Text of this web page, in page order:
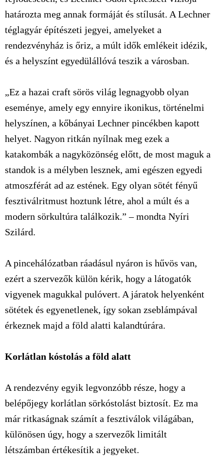
határozta meg annak formáját és stílusát. A Lechner
téglagyár építészeti jegyei, amelyeket a
rendezvényház is őriz, a múlt idők emlékeit idézik,
és a helyszínt egyedülállóvá teszik a városban.
„Ez a hazai craft sörös világ legnagyobb olyan
eseménye, amely egy ennyire ikonikus, történelmi
helyszínen, a kőbányai Lechner pincékben kapott
helyet. Nagyon ritkán nyílnak meg ezek a
katakombák a nagyközönség előtt, de most maguk a
standok is a mélyben lesznek, ami egészen egyedi
atmoszférát ad az estének. Egy olyan sötét fényű
fesztiválritmust hoztunk létre, ahol a múlt és a
modern sörkultúra találkozik.” – mondta Nyíri
Szilárd.
A pincehálózatban ráadásul nyáron is hűvös van,
ezért a szervezők külön kérik, hogy a látogatók
vigyenek magukkal pulóvert. A járatok helyenként
sötétek és egyenetlenek, így sokan zseblámpával
érkeznek majd a föld alatti kalandtúrára.
Korlátlan kóstolás a föld alatt
A rendezvény egyik legvonzóbb része, hogy a
belépőjegy korlátlan sörkóstolást biztosít. Ez ma
már ritkaságnak számít a fesztiválok világában,
különösen úgy, hogy a szervezők limitált
létszámban értékesítik a jegyeket.